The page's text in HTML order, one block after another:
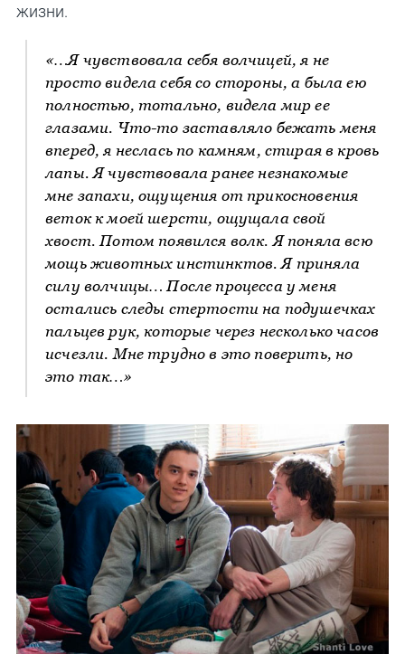
жизни.
«…Я чувствовала себя волчицей, я не
просто видела себя со стороны, а была ею
полностью, тотально, видела мир ее
глазами. Что-то заставляло бежать меня
вперед, я неслась по камням, стирая в кровь
лапы. Я чувствовала ранее незнакомые
мне запахи, ощущения от прикосновения
веток к моей шерсти, ощущала свой
хвост. Потом появился волк. Я поняла всю
мощь животных инстинктов. Я приняла
силу волчицы… После процесса у меня
остались следы стертости на подушечках
пальцев рук, которые через несколько часов
исчезли. Мне трудно в это поверить, но
это так…»